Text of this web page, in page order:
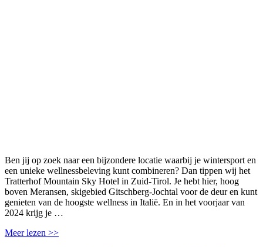
Ben jij op zoek naar een bijzondere locatie waarbij je wintersport en
een unieke wellnessbeleving kunt combineren? Dan tippen wij het
Tratterhof Mountain Sky Hotel in Zuid-Tirol. Je hebt hier, hoog
boven Meransen, skigebied Gitschberg-Jochtal voor de deur en kunt
genieten van de hoogste wellness in Italië. En in het voorjaar van
2024 krijg je …
Meer lezen >>